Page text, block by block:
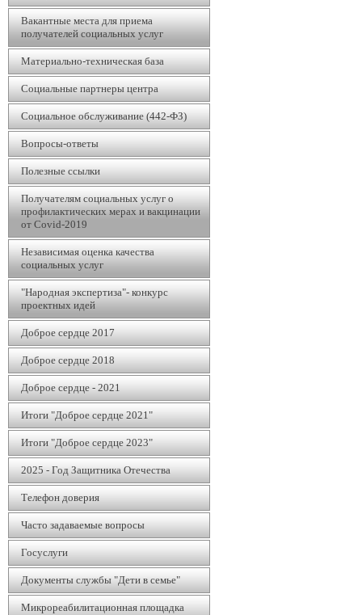
Вакантные места для приема
получателей социальных услуг
Материально-техническая база
Социальные партнеры центра
Социальное обслуживание (442-ФЗ)
Вопросы-ответы
Полезные ссылки
Получателям социальных услуг о
профилактических мерах и вакцинации
от Covid-2019
Независимая оценка качества
социальных услуг
"Народная экспертиза"- конкурс
проектных идей
Доброе сердце 2017
Доброе сердце 2018
Доброе сердце - 2021
Итоги "Доброе сердце 2021"
Итоги "Доброе сердце 2023"
2025 - Год Защитника Отечества
Телефон доверия
Часто задаваемые вопросы
Госуслуги
Документы службы "Дети в семье"
Микрореабилитационная площадка